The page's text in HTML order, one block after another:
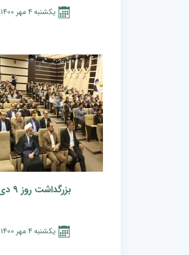
يكشنبه4مهر 1400
بزرگداشت روز ۹ دی
يكشنبه4مهر 1400